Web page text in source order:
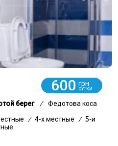
600 грн
СУТКИ
берег /
Федотова коса
/ 4-x местные / 5-и